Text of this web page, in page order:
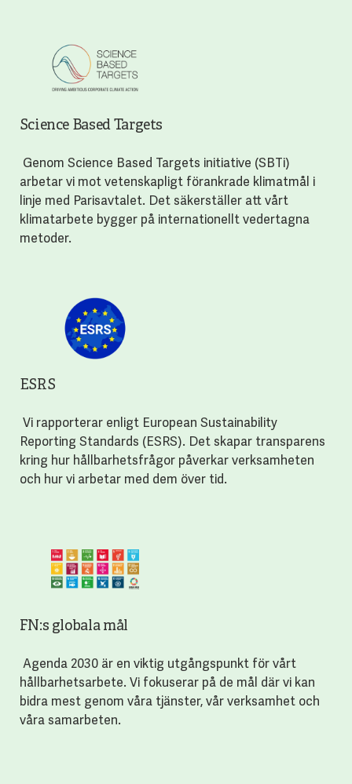
Science Based Targets
Genom Science Based Targets initiative (SBTi)
arbetar vi mot vetenskapligt förankrade klimatmål i
linje med Parisavtalet. Det säkerställer att vårt
klimatarbete bygger på internationellt vedertagna
metoder.
ESRS
Vi rapporterar enligt European Sustainability
Reporting Standards (ESRS). Det skapar transparens
kring hur hållbarhetsfrågor påverkar verksamheten
och hur vi arbetar med dem över tid.
FN:s globala mål
Agenda 2030 är en viktig utgångspunkt för vårt
hållbarhetsarbete. Vi fokuserar på de mål där vi kan
bidra mest genom våra tjänster, vår verksamhet och
våra samarbeten.